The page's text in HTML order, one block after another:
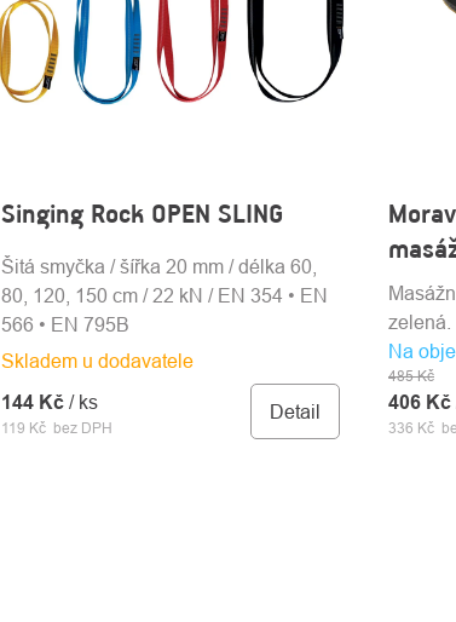
Singing Rock OPEN SLING
Skladem u dodavatele
119 Kč bez DPH
144 Kč / ks Detail
Šitá smyčka / šířka 20 mm / délka 60,
80, 120, 150 cm / 22 kN / EN 354 • EN
566 • EN 795B
Na
336 Kč
485 Kč
406 Kč
zelená.